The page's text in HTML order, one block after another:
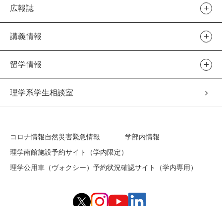
広報誌
講義情報
留学情報
理学系学生相談室
コロナ情報自然災害緊急情報
学部内情報
理学南館施設予約サイト（学内限定）
理学公用車（ヴォクシー）予約状況確認サイト（学内専用）